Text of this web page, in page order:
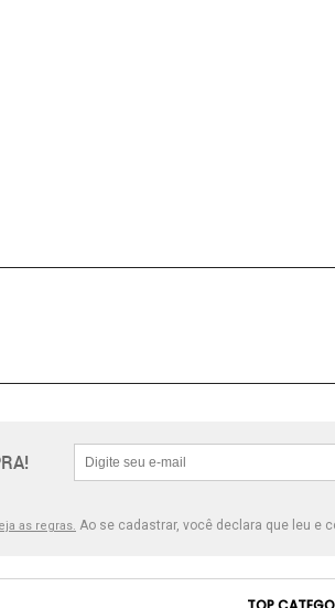
as regras. Ao se cadastrar, você declara que leu e